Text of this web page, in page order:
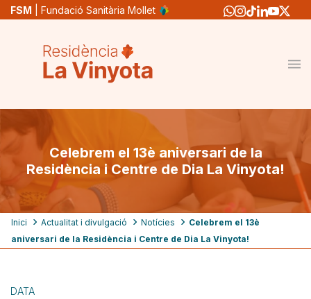
Vés
contingut
FSM | Fundació Sanitària Mollet
Celebrem el 13è aniversari de la
Residència i Centre de Dia La Vinyota!
Fil
d'ariadna
Inici Actualitat i divulgació Notícies
Celebrem el 13è
aniversari de la Residència i Centre de Dia La Vinyota!
DATA